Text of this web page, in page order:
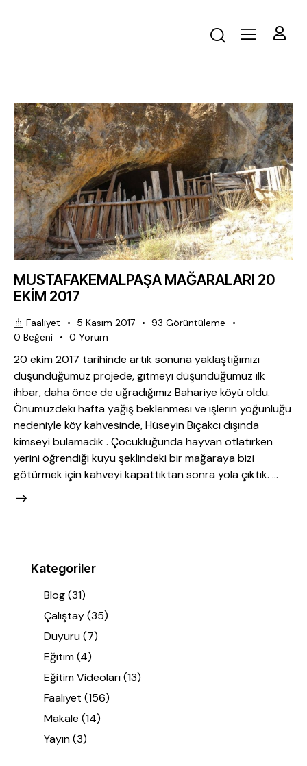
MUSTAFAKEMALPAŞA MAĞARALARI 20
EKİM 2017
Faaliyet 5 Kasım 2017 93 Görüntüleme
0 Beğeni 0 Yorum
20 ekim 2017 tarihinde artık sonuna yaklaştığımızı
düşündüğümüz projede, gitmeyi düşündüğümüz ilk
ihbar, daha önce de uğradığımız Bahariye köyü oldu.
Önümüzdeki hafta yağış beklenmesi ve işlerin yoğunluğu
nedeniyle köy kahvesinde, Hüseyin Bıçakcı dışında
kimseyi bulamadık . Çocukluğunda hayvan otlatırken
yerini öğrendiği kuyu şeklindeki bir mağaraya bizi
götürmek için kahveyi kapattıktan sonra yola çıktık. …
Kategoriler
Blog(31)
Çalıştay(35)
Duyuru(7)
Eğitim(4)
Eğitim Videoları(13)
Faaliyet (156)
Makale (14)
Yayın(3)